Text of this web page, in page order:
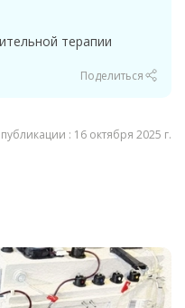
терапии
Поделиться
: 16 октября 2025 г.